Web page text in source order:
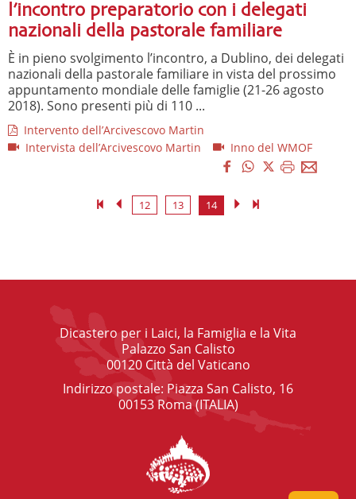
l’incontro preparatorio con i delegati
nazionali della pastorale familiare
È in pieno svolgimento l’incontro, a Dublino, dei delegati
nazionali della pastorale familiare in vista del prossimo
appuntamento mondiale delle famiglie (21-26 agosto
2018). Sono presenti più di 110 ...
Intervento dell’Arcivescovo Martin
Intervista dell’Arcivescovo Martin
Inno del WMOF
12 13 14
Dicastero per i Laici, la Famiglia e la Vita
Palazzo San Calisto
00120 Città del Vaticano
Indirizzo postale: Piazza San Calisto, 16
00153 Roma (ITALIA)